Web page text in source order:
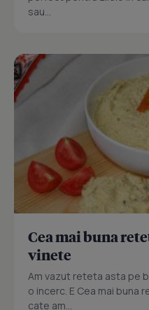
sau...
Cea mai buna
vinete
Am vazut reteta asta pe
o incerc. E Cea mai buna
cate am...